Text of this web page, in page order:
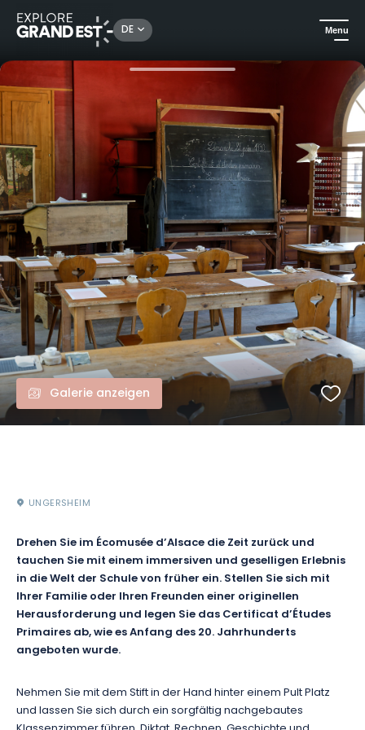
DE Menu
Sehenswertes in der Region Grand Est Machen Sie Ihr Diplom im Écomusée d'Alsace!
Galerie anzeigen
UNGERSHEIM
Drehen Sie im Écomusée d’Alsace die Zeit zurück und
tauchen Sie mit einem immersiven und geselligen Erlebnis
in die Welt der Schule von früher ein. Stellen Sie sich mit
Ihrer Familie oder Ihren Freunden einer originellen
Herausforderung und legen Sie das Certificat d’Études
Primaires ab, wie es Anfang des 20. Jahrhunderts
angeboten wurde.
Nehmen Sie mit dem Stift in der Hand hinter einem Pult Platz
und lassen Sie sich durch ein sorgfältig nachgebautes